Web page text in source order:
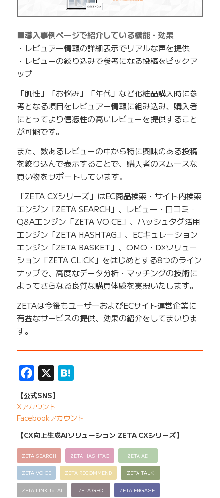
■導入事例ページで紹介している機能・効果
・レビュアー情報の詳細表示でリアルな声を提供
・レビューの絞り込みで参考になる投稿をピックア
ップ
「肌性」「お悩み」「年代」など化粧品購入時に参
考となる項目をレビュアー情報に組み込み、購入者
にとってより信憑性の高いレビューを提供すること
が可能です。
また、数あるレビューの中から特に興味のある投稿
を絞り込んで表示することで、購入者のスムースな
買い物をサポートしています。
「ZETA CXシリーズ」はEC商品検索・サイト内検索
エンジン「ZETA SEARCH」、レビュー・口コミ・
Q&Aエンジン「ZETA VOICE」、ハッシュタグ活用
エンジン「ZETA HASHTAG」、ECキュレーション
エンジン「ZETA BASKET」、OMO・DXソリュー
ション「ZETA CLICK」をはじめとする8つのライン
ナップで、高度なデータ分析・マッチングの技術に
よってさらなる良質な購買体験を実現いたします。
ZETAは今後もユーザーおよびECサイト運営企業に
有益なサービスの提供、効果の紹介をしてまいりま
す。
Facebook
X Hatena
【公式SNS】
Xアカウント
Facebookアカウント
【CX向上生成AIソリューション ZETA CXシリーズ】
ZETA SEARCH ZETA HASHTAG ZETA AD
ZETA VOICE ZETA RECOMMEND ZETA TALK
ZETA LINK for AI ZETA GEO ZETA ENGAGE